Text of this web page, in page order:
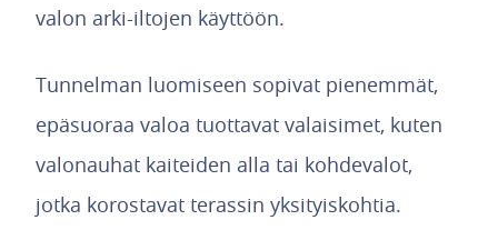
valon arki-iltojen käyttöön.
Tunnelman luomiseen sopivat pienemmät,
epäsuoraa valoa tuottavat valaisimet, kuten
valonauhat kaiteiden alla tai kohdevalot,
jotka korostavat terassin yksityiskohtia.